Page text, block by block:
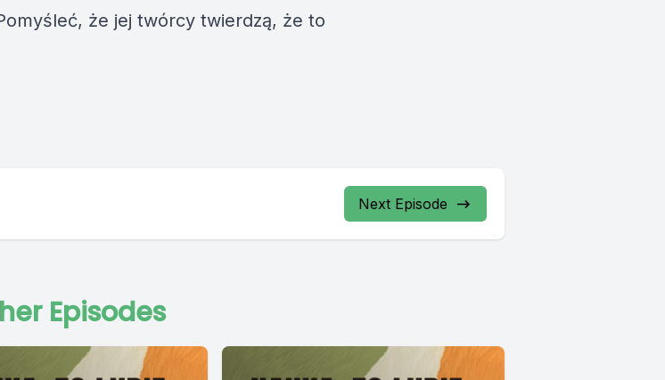
że jej twórcy twierdzą, że to
Next Episode
Episodes